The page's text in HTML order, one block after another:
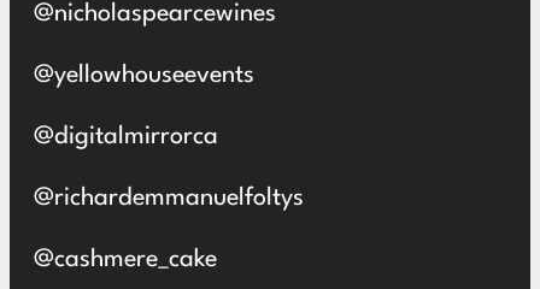
@nicholaspearcewines
@yellowhouseevents
@digitalmirrorca
@richardemmanuelfoltys
@cashmere_cake